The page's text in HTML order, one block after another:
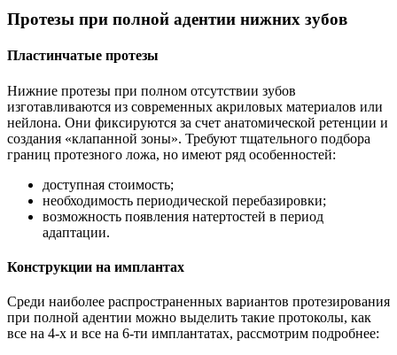
Протезы при полной адентии нижних зубов
Пластинчатые протезы
Нижние протезы при полном отсутствии зубов
изготавливаются из современных акриловых материалов или
нейлона. Они фиксируются за счет анатомической ретенции и
создания «клапанной зоны». Требуют тщательного подбора
границ протезного ложа, но имеют ряд особенностей:
доступная стоимость;
необходимость периодической перебазировки;
возможность появления натертостей в период
адаптации.
Конструкции на имплантах
Среди наиболее распространенных вариантов протезирования
при полной адентии можно выделить такие протоколы, как
все на 4-х и все на 6-ти имплантатах, рассмотрим подробнее: